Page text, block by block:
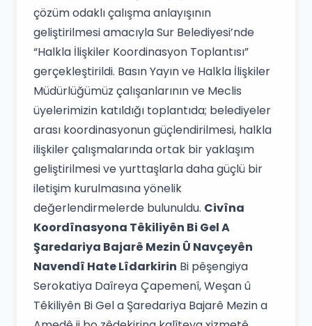
çözüm odaklı çalışma anlayışının
geliştirilmesi amacıyla Sur Belediyesi’nde
“Halkla İlişkiler Koordinasyon Toplantısı”
gerçekleştirildi. Basın Yayın ve Halkla İlişkiler
Müdürlüğümüz çalışanlarının ve Meclis
üyelerimizin katıldığı toplantıda; belediyeler
arası koordinasyonun güçlendirilmesi, halkla
ilişkiler çalışmalarında ortak bir yaklaşım
geliştirilmesi ve yurttaşlarla daha güçlü bir
iletişim kurulmasına yönelik
değerlendirmelerde bulunuldu. Civîna
Koordînasyona Têkiliyên Bi Gel A
Şaredariya Bajarê Mezin Û Navçeyên
Navendî Hate Lîdarkirin Bi pêşengiya
Serokatiya Daîreya Çapemenî, Weşan û
Têkiliyên Bi Gel a Şaredariya Bajarê Mezin a